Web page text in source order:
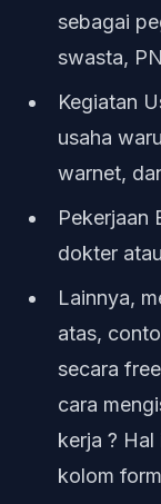
sebagai
swasta,
Kegiatan
usaha
warnet,
Pekerjaan
dokter
Lainnya,
atas,
secara
cara
kerja ?
kolom